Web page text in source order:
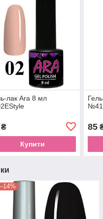
лак Ara 8 мл
Купити
85
–14%